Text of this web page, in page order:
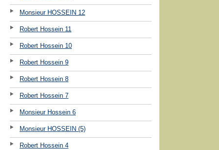
Monsieur HOSSEIN 12
Robert Hossein 11
Robert Hossein 10
Robert Hossein 9
Robert Hossein 8
Robert Hossein 7
Monsieur Hossein 6
Monsieur HOSSEIN (5)
Robert Hossein 4